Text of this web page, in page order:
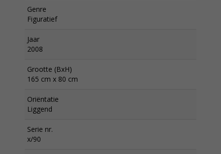
Genre
Figuratief
Jaar
2008
Grootte (BxH)
165 cm x 80 cm
Oriëntatie
Liggend
Serie nr.
x/90